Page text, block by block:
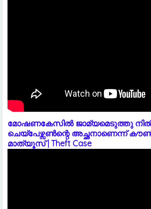
മോഷണകേസിൽ ജാമ്യമെടുത്തു
ചെയ്പേഴ്സൺന്റെ അച്ഛനാണെന്ന്
മാത്യൂസ് | Theft Case